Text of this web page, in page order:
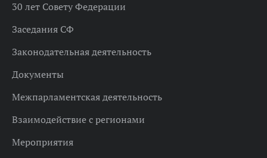
30 лет Совету Федерации
Заседания СФ
Законодательная деятельность
Документы
Межпарламентская деятельность
Взаимодействие с регионами
Мероприятия